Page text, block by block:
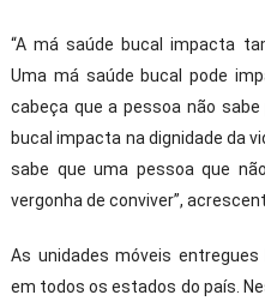
“A má saúde bucal impacta
Uma má saúde bucal pode
cabeça que a pessoa não
bucal impacta na dignidade da
sabe que uma pessoa que
vergonha de conviver”,
As unidades móveis
em todos os estados do país.